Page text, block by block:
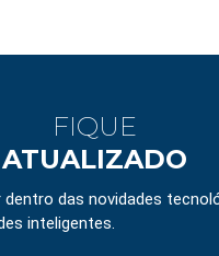
FIQUE
ATUALIZADO
das novidades
inteligentes.